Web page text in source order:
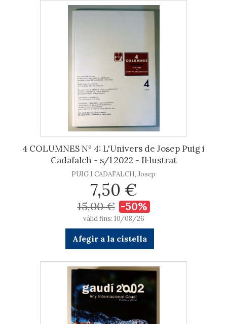
4 COLUMNES Nº 4: L'Univers de Josep Puig i
Cadafalch - s/l 2022 - Il·lustrat
PUIG I CADAFALCH, Josep
7,50 €
15,00 € -50%
vàlid fins: 10/08/26
Afegir a la cistella